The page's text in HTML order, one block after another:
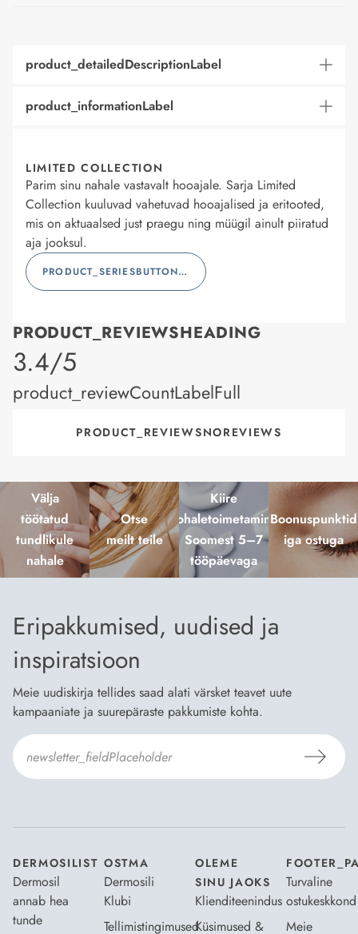
product_detailedDescriptionLabel
product_informationLabel
LIMITED COLLECTION
Parim sinu nahale vastavalt hooajale. Sarja Limited
Collection kuuluvad vahetuvad hooajalised ja eritooted,
mis on aktuaalsed just praegu ning müügil ainult piiratud
aja jooksul.
PRODUCT_SERIESBUTTONLABEL
PRODUCT_REVIEWSHEADING
product_rating
3.4/5
product_reviewCountLabelFull
PRODUCT_REVIEWSNOREVIEWS
Välja
töötatud
tundlikule
nahale
Otse
meilt teile
Kiire
kohaletoimetamine
Soomest 5–7
tööpäevaga
Boonuspunktid
iga ostuga
Eripakkumised, uudised ja
inspiratsioon
Meie uudiskirja tellides saad alati värsket teavet uute
kampaaniate ja suurepäraste pakkumiste kohta.
DERMOSILIST
Dermosil
annab hea
tunde
OSTMA
Dermosili
Klubi
Tellimistingimused
OLEME
SINU JAOKS
Klienditeenindus
Küsimused &
Turvaline
ostukeskkond
Meie